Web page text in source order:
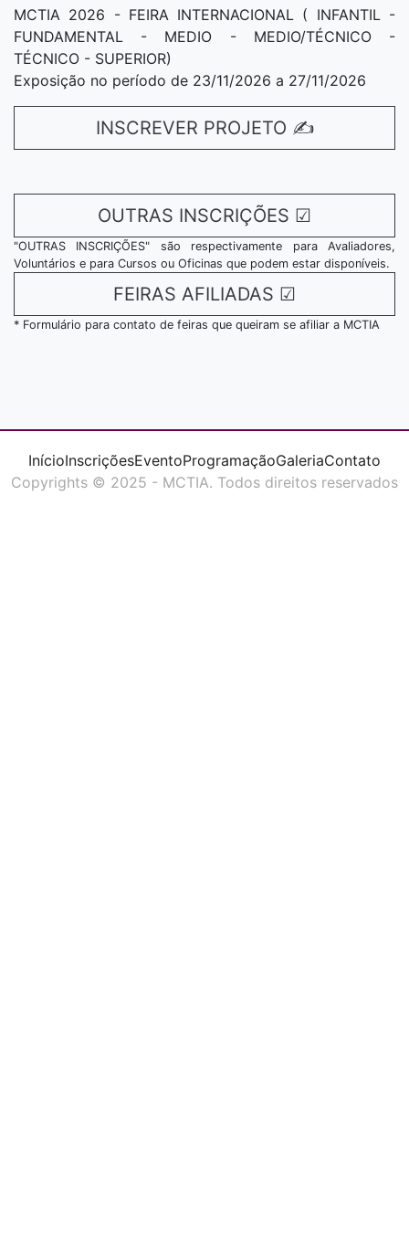
MCTIA 2026 - FEIRA INTERNACIONAL ( INFANTIL -
FUNDAMENTAL - MEDIO - MEDIO/TÉCNICO -
TÉCNICO - SUPERIOR)
Exposição no período de 23/11/2026 a 27/11/2026
INSCREVER PROJETO ✍
OUTRAS INSCRIÇÕES ☑
"OUTRAS INSCRIÇÕES" são respectivamente para Avaliadores,
Voluntários e para Cursos ou Oficinas que podem estar disponíveis.
FEIRAS AFILIADAS ☑
* Formulário para contato de feiras que queiram se afiliar a MCTIA
InícioInscriçõesEventoProgramaçãoGaleriaContato
Copyrights © 2025 - MCTIA. Todos direitos reservados